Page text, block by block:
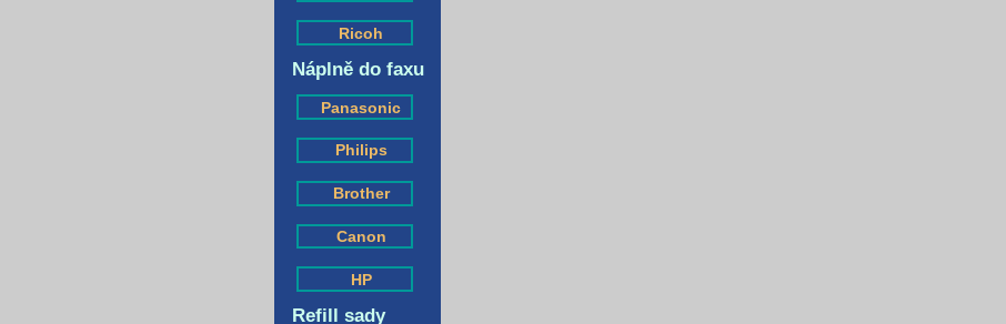
Ricoh
Náplně do faxu
Panasonic
Philips
Brother
Canon
HP
Refill sady